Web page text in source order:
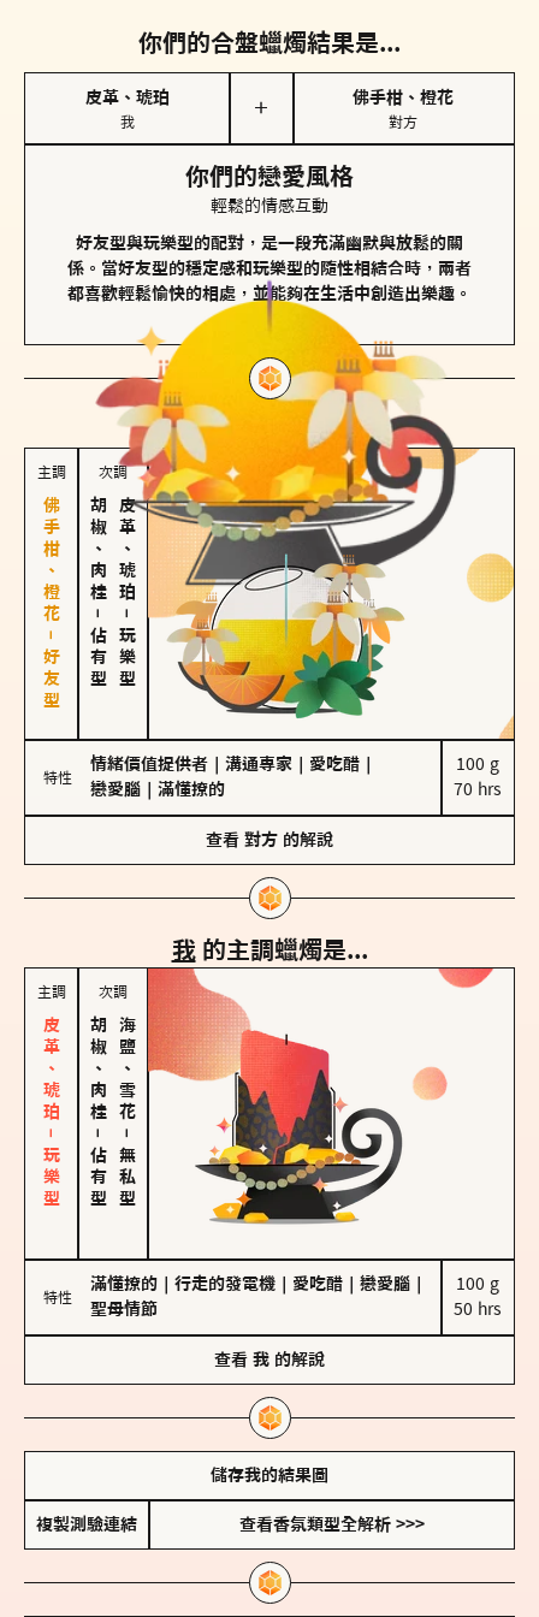
你們的合盤蠟燭結果是...
皮革、琥珀
我
＋
佛手柑、橙花
對方
你們的戀愛風格
輕鬆的情感互動
好友型與玩樂型的配對，是一段充滿幽默與放鬆的關
係。當好友型的穩定感和玩樂型的隨性相結合時，兩者
都喜歡輕鬆愉快的相處，並能夠在生活中創造出樂趣。
對方的主調蠟燭是...
主調
佛手柑、橙花－好友型
次調
胡椒、肉桂
－
佔有型
皮革、琥珀
－
玩樂型
特性
情緒價值提供者 溝通專家 愛吃醋
戀愛腦
滿懂撩的
100 g
70 hrs
查看 對方 的解說
我 的主調蠟燭是...
主調
皮革、琥珀－玩樂型
次調
胡椒、肉桂
－
佔有型
海鹽、雪花
－
無私型
特性
滿懂撩的 行走的發電機 愛吃醋 戀愛腦
聖母情節
100 g
50 hrs
查看 我 的解說
儲存我的結果圖
複製測驗連結 查看香氛類型全解析 >>>